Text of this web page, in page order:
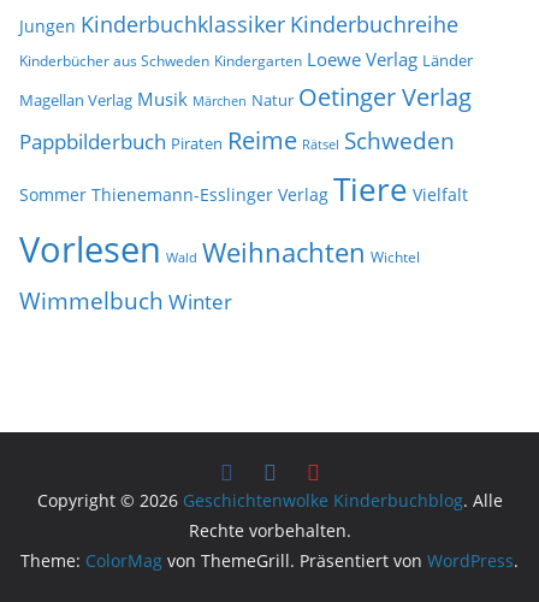
Jungen Kinderbuchklassiker Kinderbuchreihe
Kinderbücher aus Schweden Kindergarten Loewe Verlag Länder
Magellan Verlag Musik Märchen Natur Oetinger Verlag
Pappbilderbuch Piraten Reime Rätsel Schweden
Sommer Thienemann-Esslinger Verlag Tiere Vielfalt
Vorlesen Wald Weihnachten Wichtel
Wimmelbuch Winter
Copyright © 2026 Geschichtenwolke Kinderbuchblog. Alle
Rechte vorbehalten.
Theme: ColorMag von ThemeGrill. Präsentiert von WordPress.